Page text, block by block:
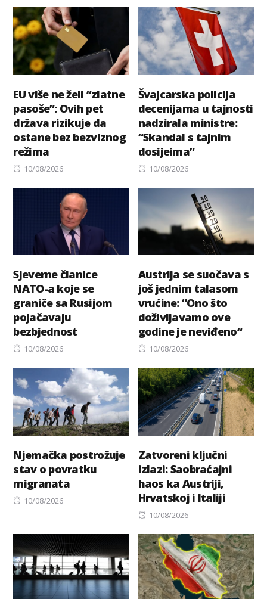
EU više ne želi “zlatne
pasoše”: Ovih pet
država rizikuje da
ostane bez bezviznog
režima
Posted
10/08/2026
Švajcarska policija
decenijama u tajnosti
nadzirala ministre:
“Skandal s tajnim
dosijeima”
Posted
10/08/2026
Sjeverne članice
NATO-a koje se
graniče sa Rusijom
pojačavaju
bezbjednost
Posted
10/08/2026
Austrija se suočava s
još jednim talasom
vrućine: “Ono što
doživljavamo ove
godine je neviđeno“
Posted
10/08/2026
Njemačka postrožuje
stav o povratku
migranata
Posted
10/08/2026
Zatvoreni ključni
izlazi: Saobraćajni
haos ka Austriji,
Hrvatskoj i Italiji
Posted
10/08/2026